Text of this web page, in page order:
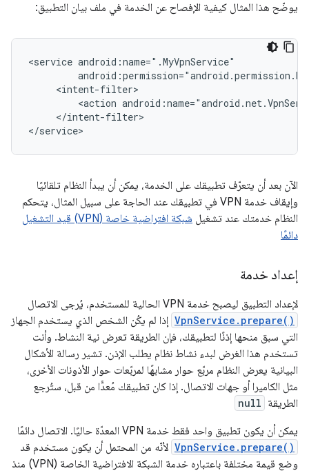
يوضّح هذا المثال كيفية الإفصاح عن الخدمة في ملف بيان التطبيق:
<service
<action
</intent-filter>
الآن بعد أن يتعرّف تطبيقك على الخدمة، يمكن أن يبدأ النظام تلقائيًا
وإيقاف خدمة VPN في تطبيقك عند الحاجة على سبيل المثال، يتحكم
النظام خدمتك عند تشغيل
شبكة افتراضية خاصة (VPN) قيد التشغيل
دائمًا
إعداد خدمة
لإعداد التطبيق ليصبح خدمة VPN الحالية للمستخدم، يُرجى الاتصال
VpnService.prepare() إذا لم يكُن الشخص الذي يستخدم الجهاز
التي سبق منحها إذنًا لتطبيقك، فإن الطريقة تعرض نية النشاط. وأنت
تستخدم هذا الغرض لبدء نشاط نظام يطلب الإذن. تشير رسالة الأشكال
البيانية يعرض النظام مربّع حوار مشابهًا لمربّعات حوار الأذونات الأخرى،
مثل الكاميرا أو جهات الاتصال. إذا كان تطبيقك مُعدًّا من قبل، ستُرجع
الطريقة null
يمكن أن يكون تطبيق واحد فقط خدمة VPN المعدّة حاليًا. الاتصال دائمًا
VpnService.prepare() لأنّه من المحتمل أن يكون مستخدم قد
وضع قيمة مختلفة باعتباره خدمة الشبكة الافتراضية الخاصة (VPN) منذ